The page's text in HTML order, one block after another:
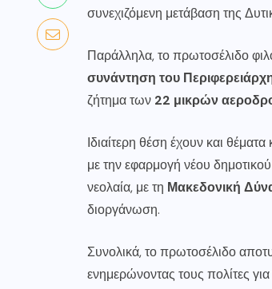
συνεχιζόμενη μετάβαση της
Παράλληλα, το πρωτοσέλιδο
συνάντηση του
ζήτημα των 22 μικρών
Ιδιαίτερη θέση έχουν και
με την εφαρμογή νέου
νεολαία, με τη Μακεδονική
διοργάνωση.
Συνολικά, το πρωτοσέλιδο
ενημερώνοντας τους πολίτες